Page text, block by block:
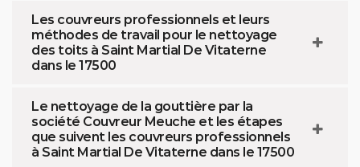
Les couvreurs professionnels et leurs
méthodes de travail pour le nettoyage
des toits à Saint Martial De Vitaterne
dans le 17500
Le nettoyage de la gouttière par la
société Couvreur Meuche et les étapes
que suivent les couvreurs professionnels
à Saint Martial De Vitaterne dans le 17500